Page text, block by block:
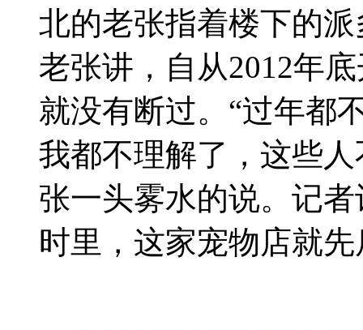
北的老张指着楼下的
老张讲，自从2012年
就没有断过。“过年都
我都不理解了，这些
张一头雾水的说。记
时里，这家宠物店就先